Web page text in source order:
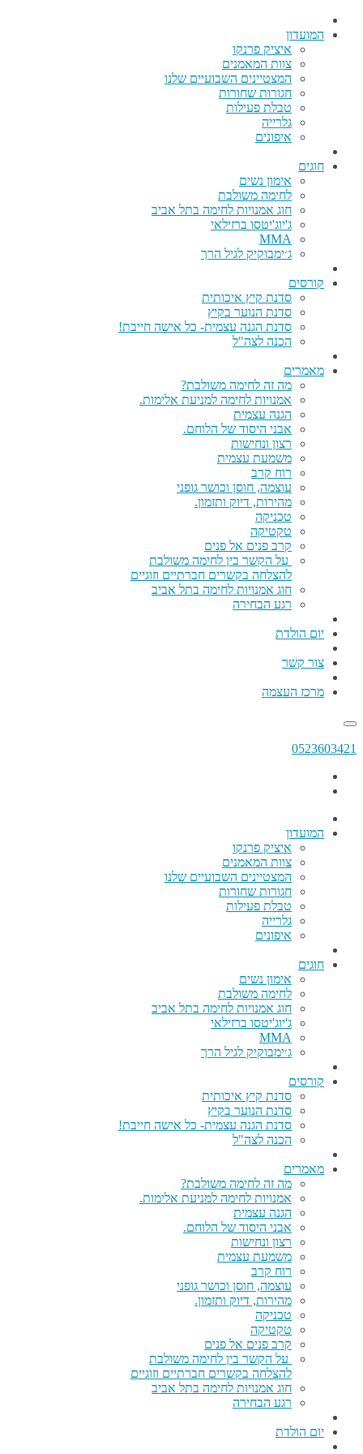
המועדון
איציק פרנקו
צוות המאמנים
המצטיינים השבועיים שלנו
חגורות שחורות
טבלת פעילות
גלרייה
איפונים
חוגים
אימון נשים
לחימה משולבת
חוג אמנויות לחימה בתל אביב
ג'יוג'יטסו ברזילאי
MMA
ג׳ימבוקיק לגיל הרך
קורסים
סדנת קיץ איכותית
סדנת הנוער בקיץ
סדנת הגנה עצמית- כל אישה חייבת!
הכנה לצה"ל
מאמרים
מה זה לחימה משולבת?
אמנויות לחימה למניעת אלימות.
הגנה עצמית
אבני היסוד של הלוחם.
רצון ונחישות
משמעת עצמית
רוח קרב
עוצמה, חוסן וכושר גופני
מהירות, דיוק ותזמון.
טכניקה
טקטיקה
קרב פנים אל פנים
על הקשר בין לחימה משולבת
להצלחה בקשרים חברתיים וזוגיים
חוג אמנויות לחימה בתל אביב
רגע הבחירה
יום הולדת
צור קשר
מרכז העצמה
0523603421
המועדון
איציק פרנקו
צוות המאמנים
המצטיינים השבועיים שלנו
חגורות שחורות
טבלת פעילות
גלרייה
איפונים
חוגים
אימון נשים
לחימה משולבת
חוג אמנויות לחימה בתל אביב
ג'יוג'יטסו ברזילאי
MMA
ג׳ימבוקיק לגיל הרך
קורסים
סדנת קיץ איכותית
סדנת הנוער בקיץ
סדנת הגנה עצמית- כל אישה חייבת!
הכנה לצה"ל
מאמרים
מה זה לחימה משולבת?
אמנויות לחימה למניעת אלימות.
הגנה עצמית
אבני היסוד של הלוחם.
רצון ונחישות
משמעת עצמית
רוח קרב
עוצמה, חוסן וכושר גופני
מהירות, דיוק ותזמון.
טכניקה
טקטיקה
קרב פנים אל פנים
על הקשר בין לחימה משולבת
להצלחה בקשרים חברתיים וזוגיים
חוג אמנויות לחימה בתל אביב
רגע הבחירה
יום הולדת